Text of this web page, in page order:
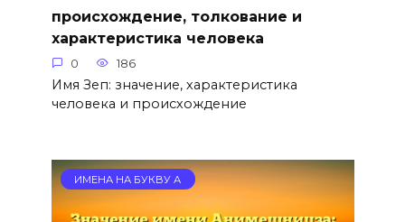
происхождение, толкование и
характеристика человека
0 186
Имя Зеп: значение, характеристика
человека и происхождение
ИМЕНА НА БУКВУ А